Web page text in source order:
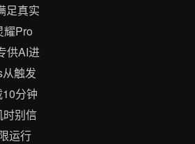
足真实
耀Pro
供AI进
触发
分钟
别信
运行